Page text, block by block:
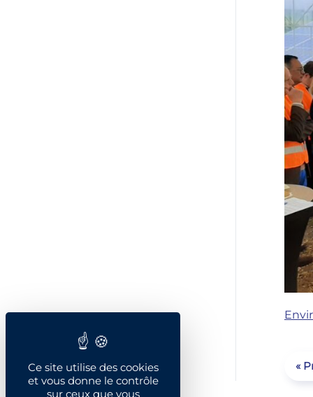
«
Ce site utilise des cookies
et vous donne le contrôle
sur ceux que vous